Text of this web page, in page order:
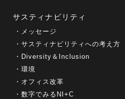
サスティナビリティ
メッセージ
サスティナビリティへの考え方
Diversity＆Inclusion
環境
オフィス改革
数字でみるNI+C